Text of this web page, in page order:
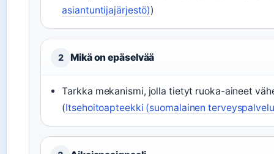
asiantuntijajärjestö))
2 Mikä on epäselvää
Tarkka mekanismi, jolla tietyt ruoka-aineet
(Itsehoitoapteekki (suomalainen